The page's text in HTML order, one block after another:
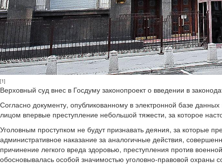
[1]
Верховный суд внес в Госдуму законопроект о введении в
Согласно документу, опубликованному в электронной базе
лицом впервые преступление небольшой тяжести, за которое
Уголовным проступком не будут признавать деяния, за которые
административное наказание за аналогичные действия,
причинение легкого вреда здоровью, преступления против
обосновывалась особой значимостью уголовно-правовой охраны